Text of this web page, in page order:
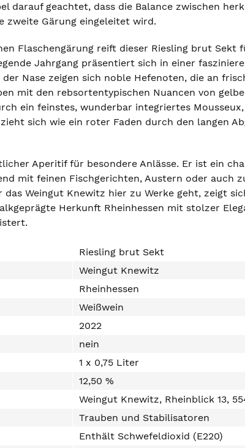
darauf geachtet, dass die Balance zwischen
Gärung eingeleitet wird.
Flaschengärung reift dieser Riesling brut Sekt
Jahrgang präsentiert sich in einer
Nase zeigen sich noble Hefenoten, die an
mit den rebsortentypischen Nuancen von
ein feinstes, wunderbar integriertes
sich wie ein roter Faden durch den langen
Aperitif für besondere Anlässe. Er ist ein
mit feinen Fischgerichten, Austern oder auch
Weingut Knewitz hier zu Werke geht, zeigt
Herkunft Rheinhessen mit stolzer
Riesling brut Sekt
Weingut Knewitz
Rheinhessen
Weißwein
2022
nein
1 x 0,75 Liter
12,50 %
Weingut Knewitz, Rheinblick 13,
Trauben und Stabilisatoren
Enthält Schwefeldioxid (E220)